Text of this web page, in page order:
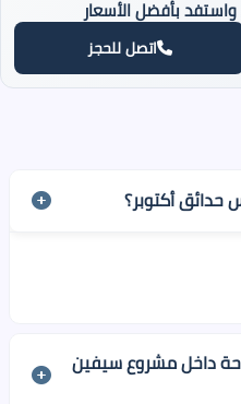
بأفضل الأسعار
اتصل للحجز
حدائق أكتوبر؟
داخل مشروع سيفين